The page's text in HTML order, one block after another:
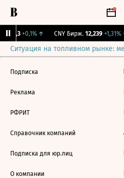
115,3 +0,1%↑ CNY Бирж. 12,239 +1,31%
Ситуация на топливном рынке:
Подписка
Реклама
РФРИТ
Справочник компаний
Подписка для юр.лиц
О компании